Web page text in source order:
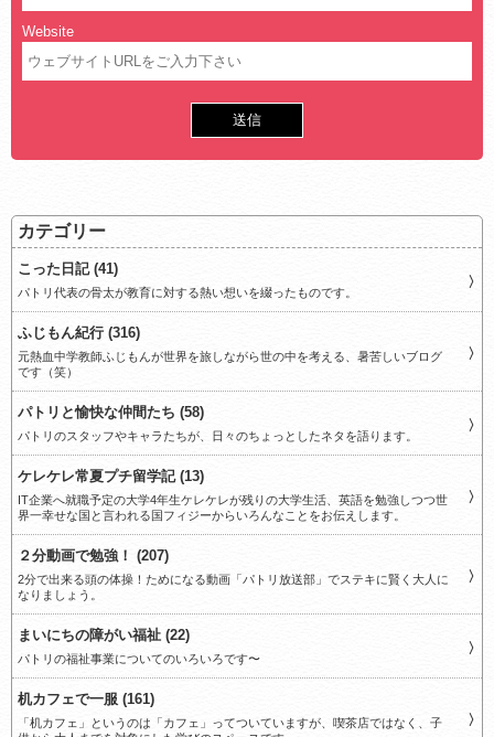
Website
カテゴリー
こった日記 (41)
パトリ代表の骨太が教育に対する熱い想いを綴ったものです。
ふじもん紀行 (316)
元熱血中学教師ふじもんが世界を旅しながら世の中を考える、暑苦しいブログ
です（笑）
パトリと愉快な仲間たち (58)
パトリのスタッフやキャラたちが、日々のちょっとしたネタを語ります。
ケレケレ常夏プチ留学記 (13)
IT企業へ就職予定の大学4年生ケレケレが残りの大学生活、英語を勉強しつつ世
界一幸せな国と言われる国フィジーからいろんなことをお伝えします。
２分動画で勉強！ (207)
2分で出来る頭の体操！ためになる動画「パトリ放送部」でステキに賢く大人に
なりましょう。
まいにちの障がい福祉 (22)
パトリの福祉事業についてのいろいろです〜
机カフェで一服 (161)
「机カフェ」というのは「カフェ」ってついていますが、喫茶店ではなく、子